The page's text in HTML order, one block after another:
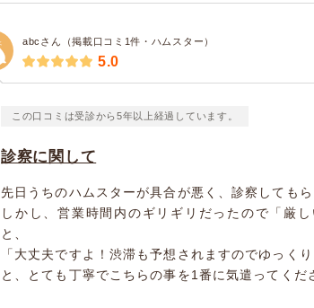
abcさん（掲載口コミ1件・ハムスター）
5.0
この口コミは受診から5年以上経過しています。
診察に関して
先日うちのハムスターが具合が悪く、診察しても
しかし、営業時間内のギリギリだったので「厳
と、
「大丈夫ですよ！渋滞も予想されますのでゆっく
と、とても丁寧でこちらの事を1番に気遣ってくだ